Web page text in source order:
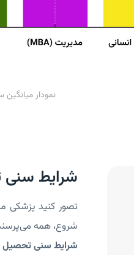
نمودار
شرایط سنی
تصور کنید پزشکی
شروع، همه
شرایط سنی تحصیل